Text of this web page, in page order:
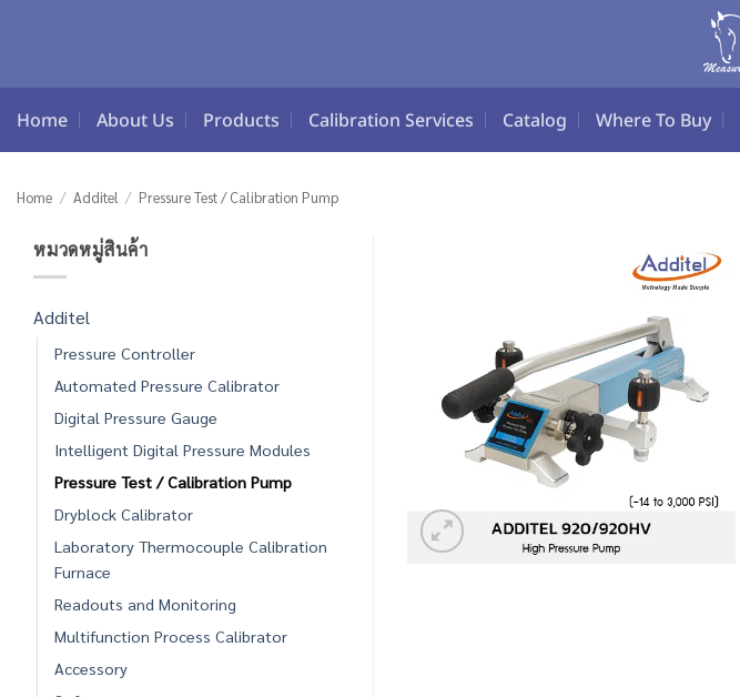
Home About Us Products Calibration Services Catalog Where To Buy
Home / Additel / Pressure Test / Calibration Pump
หมวดหมู่สินค้า
Additel
Pressure Controller
Automated Pressure Calibrator
Digital Pressure Gauge
Intelligent Digital Pressure Modules
Pressure Test / Calibration Pump
Dryblock Calibrator
Laboratory Thermocouple Calibration
Furnace
Readouts and Monitoring
Multifunction Process Calibrator
Accessory